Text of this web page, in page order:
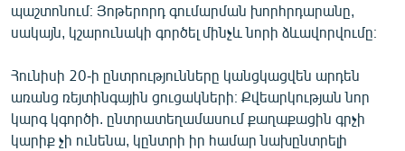
պաշտոնում։ Յոթերորդ գումարման խորհրդարանը,
սակայն, կշարունակի գործել մինչև նորի ձևավորվումը։
Հունիսի 20-ի ընտրությունները կանցկացվեն արդեն
առանց ռեյտինգային ցուցակների։ Քվեարկության նոր
կարգ կգործի. ընտրատեղամասում քաղաքացին գրչի
կարիք չի ունենա, կընտրի իր համար նախընտրելի